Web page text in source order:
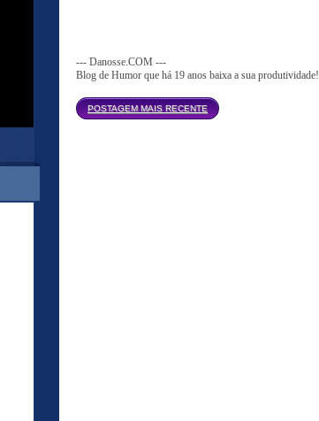
--- Danosse.COM ---
Blog de Humor que há 19 anos baixa a sua produtividade!
POSTAGEM MAIS RECENTE